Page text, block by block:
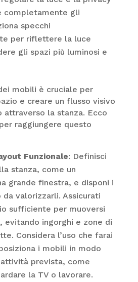
completamente gli
specchi
per riflettere la luce
gli spazi più luminosi e
mobili è cruciale per
e creare un flusso visivo
attraverso la stanza. Ecco
raggiungere questo
Funzionale: Definisci
stanza, come un
grande finestra, e disponi i
valorizzarli. Assicurati
sufficiente per muoversi
evitando ingorghi e zone di
Considera l’uso che farai
i mobili in modo
prevista, come
la TV o lavorare.